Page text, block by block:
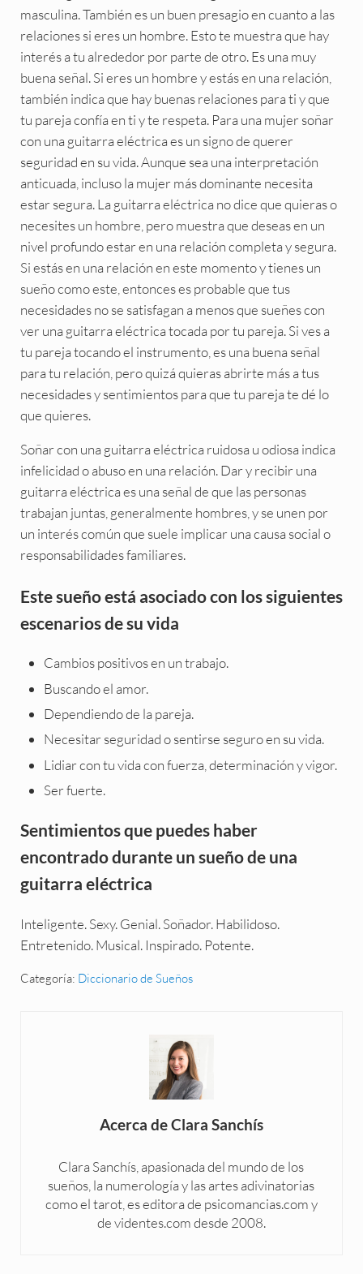
masculina. También es un buen presagio en cuanto a las
relaciones si eres un hombre. Esto te muestra que hay
interés a tu alrededor por parte de otro. Es una muy
buena señal. Si eres un hombre y estás en una relación,
también indica que hay buenas relaciones para ti y que
tu pareja confía en ti y te respeta. Para una mujer soñar
con una guitarra eléctrica es un signo de querer
seguridad en su vida. Aunque sea una interpretación
anticuada, incluso la mujer más dominante necesita
estar segura. La guitarra eléctrica no dice que quieras o
necesites un hombre, pero muestra que deseas en un
nivel profundo estar en una relación completa y segura.
Si estás en una relación en este momento y tienes un
sueño como este, entonces es probable que tus
necesidades no se satisfagan a menos que sueñes con
ver una guitarra eléctrica tocada por tu pareja. Si ves a
tu pareja tocando el instrumento, es una buena señal
para tu relación, pero quizá quieras abrirte más a tus
necesidades y sentimientos para que tu pareja te dé lo
que quieres.
Soñar con una guitarra eléctrica ruidosa u odiosa indica
infelicidad o abuso en una relación. Dar y recibir una
guitarra eléctrica es una señal de que las personas
trabajan juntas, generalmente hombres, y se unen por
un interés común que suele implicar una causa social o
responsabilidades familiares.
Este sueño está asociado con los siguientes
escenarios de su vida
Cambios positivos en un trabajo.
Buscando el amor.
Dependiendo de la pareja.
Necesitar seguridad o sentirse seguro en su vida.
Lidiar con tu vida con fuerza, determinación y vigor.
Ser fuerte.
Sentimientos que puedes haber
encontrado durante un sueño de una
guitarra eléctrica
Inteligente. Sexy. Genial. Soñador. Habilidoso.
Entretenido. Musical. Inspirado. Potente.
Categoría: Diccionario de Sueños
Acerca deClara Sanchís
Clara Sanchís, apasionada del mundo de los
sueños, la numerología y las artes adivinatorias
como el tarot, es editora de psicomancias.com y
de videntes.com desde 2008.